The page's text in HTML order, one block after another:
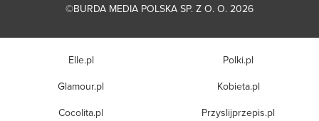
©BURDA MEDIA POLSKA SP. Z O. O. 2026
Elle.pl
Glamour.pl
Cocolita.pl
Polki.pl
Kobieta.pl
Przyslijprzepis.pl